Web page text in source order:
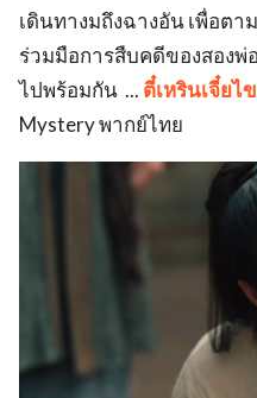
เดินทางมถึงฉางอัน เพื่อต
ร่วมมือการสืบคดีของสองพ่
ไปพร้อมกัน ... ตี๋เหรินเจี๋ยไ
Mystery พากย์ไทย